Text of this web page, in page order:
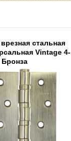
стальная
Vintage 4-
Бронза